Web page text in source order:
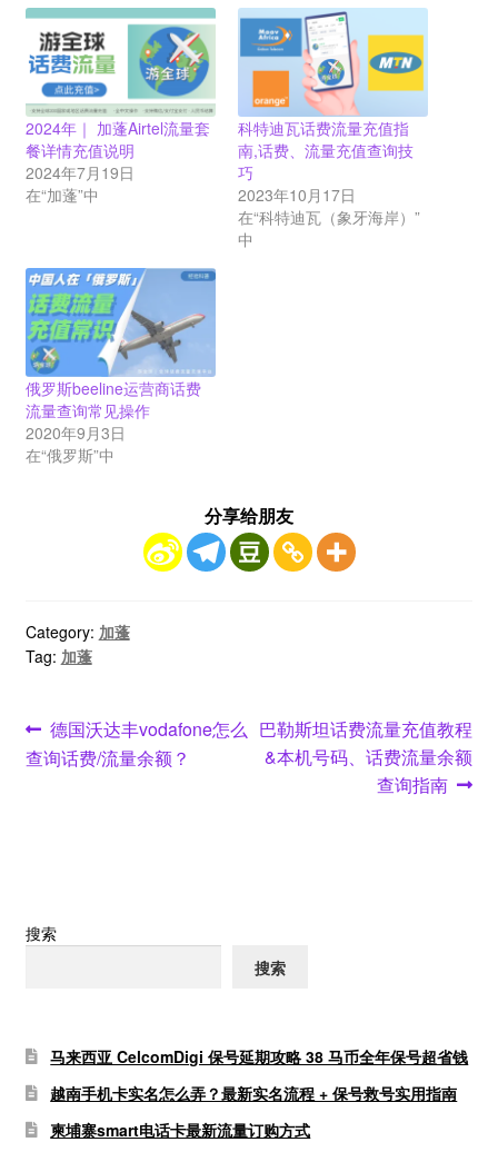
2024年｜ 加蓬Airtel流量套
餐详情充值说明
2024年7月19日
在“加蓬”中
科特迪瓦话费流量充值指
南,话费、流量充值查询技
巧
2023年10月17日
在“科特迪瓦（象牙海岸）”
中
俄罗斯beeline运营商话费
流量查询常见操作
2020年9月3日
在“俄罗斯”中
分享给朋友
Category: 加蓬
Tag: 加蓬
文
章
Previous
post:
德国沃达丰vodafone怎么
查询话费/流量余额？
Next
post:
巴勒斯坦话费流量充值教程
&本机号码、话费流量余额
查询指南
搜索
搜索
马来西亚 CelcomDigi 保号延期攻略 38 马币全年保号超省钱
越南手机卡实名怎么弄？最新实名流程 + 保号救号实用指南
柬埔寨smart电话卡最新流量订购方式